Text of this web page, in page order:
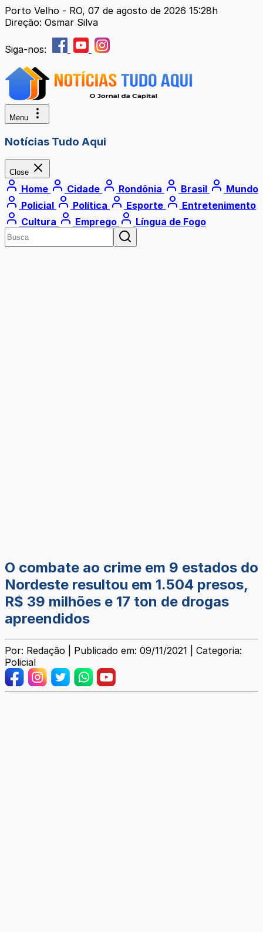
Porto Velho - RO, 07 de agosto de 2026 15:28h
Direção: Osmar Silva
Siga-nos:
Menu
Notícias Tudo Aqui
Close
Home Cidade Rondônia Brasil
Mundo
Policial
Política Esporte
Entretenimento
Cultura
Emprego Língua de Fogo
O combate ao crime em 9 estados do
Nordeste resultou em 1.504 presos,
R$ 39 milhões e 17 ton de drogas
apreendidos
Por: Redação | Publicado em: 09/11/2021 | Categoria:
Policial